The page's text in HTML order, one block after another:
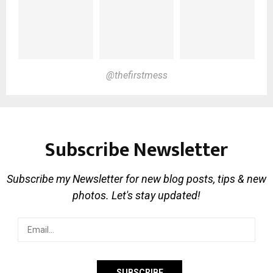
@thefirstmess
Subscribe Newsletter
Subscribe my Newsletter for new blog posts, tips & new
photos. Let's stay updated!